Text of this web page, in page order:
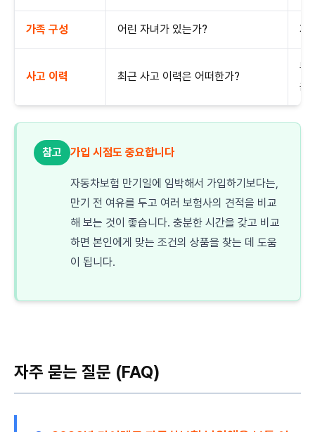
가족 구성 어린 자녀가 있는가? 자
사고 이력 최근 사고 이력은 어떠한가?
무
음
참고 가입 시점도 중요합니다
자동차보험 만기일에 임박해서 가입하기보다는,
만기 전 여유를 두고 여러 보험사의 견적을 비교
해 보는 것이 좋습니다. 충분한 시간을 갖고 비교
하면 본인에게 맞는 조건의 상품을 찾는 데 도움
이 됩니다.
자주 묻는 질문 (FAQ)